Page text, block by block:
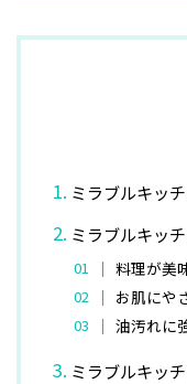
ミラブルキッ
ミラブルキッ
料理が美
お肌にや
油汚れに
ミラブルキッ